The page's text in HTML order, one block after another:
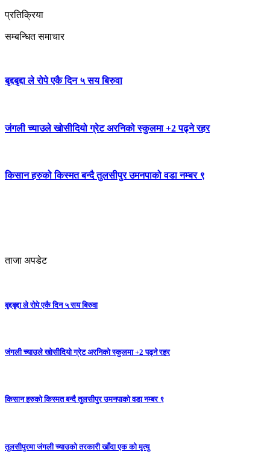
प्रतिक्रिया
सम्बन्धित समाचार
बृद्दबृद्दा ले रोपे एकै दिन ५ सय बिरुवा
जंगली च्याउले खोसीदियो ग्रेट अरनिको स्कुलमा +2 पढ्ने रहर
किसान हरुको किस्मत बन्दै तुलसीपुर उमनपाको वडा नम्बर ९
ताजा अपडेट
बृद्दबृद्दा ले रोपे एकै दिन ५ सय बिरुवा
जंगली च्याउले खोसीदियो ग्रेट अरनिको स्कुलमा +2 पढ्ने रहर
किसान हरुको किस्मत बन्दै तुलसीपुर उमनपाको वडा नम्बर ९
तुलसीपुरमा जंगली च्याउको तरकारी खाँदा एक को मृत्यु